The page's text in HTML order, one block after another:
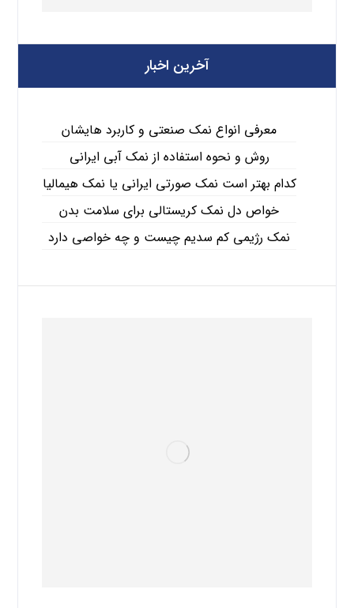
آخرین اخبار
معرفی انواع نمک صنعتی و کاربرد هایشان
روش و نحوه استفاده از نمک آبی ایرانی
کدام بهتر است نمک صورتی ایرانی یا نمک هیمالیا
خواص دل نمک کریستالی برای سلامت بدن
نمک رژیمی کم سدیم چیست و چه خواصی دارد